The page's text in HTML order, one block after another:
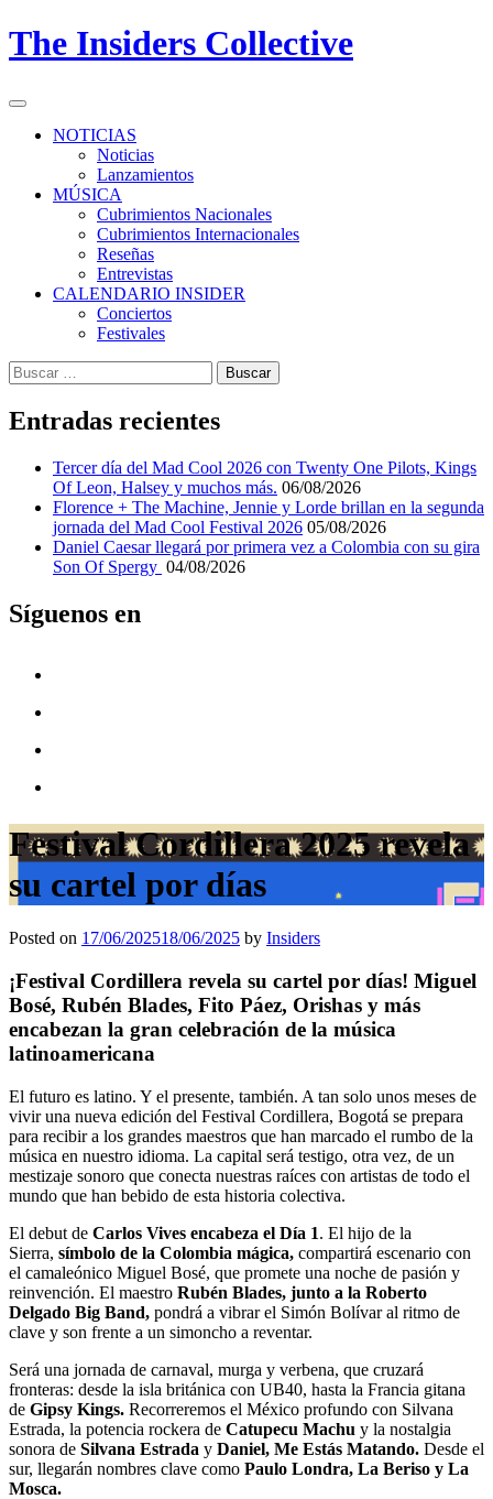
Skip
to
The Insiders Collective
Primary
NOTICIAS
Noticias
Lanzamientos
MÚSICA
Cubrimientos Nacionales
Cubrimientos Internacionales
Reseñas
Entrevistas
CALENDARIO INSIDER
Conciertos
Festivales
Buscar:
Entradas recientes
Tercer día del Mad Cool 2026 con Twenty One Pilots, Kings
Of Leon, Halsey y muchos más. 06/08/2026
Florence + The Machine, Jennie y Lorde brillan en la segunda
jornada del Mad Cool Festival 2026 05/08/2026
Daniel Caesar llegará por primera vez a Colombia con su gira
Son Of Spergy 04/08/2026
Síguenos en
Festival Cordillera 2025 revela
su cartel por días
Posted on 17/06/202518/06/2025 by Insiders
¡Festival Cordillera revela su cartel por días! Miguel
Bosé, Rubén Blades, Fito Páez, Orishas y más
encabezan la gran celebración de la música
latinoamericana
El futuro es latino. Y el presente, también. A tan solo unos meses de
vivir una nueva edición del Festival Cordillera, Bogotá se prepara
para recibir a los grandes maestros que han marcado el rumbo de la
música en nuestro idioma. La capital será testigo, otra vez, de un
mestizaje sonoro que conecta nuestras raíces con artistas de todo el
mundo que han bebido de esta historia colectiva.
El debut de Carlos Vives encabeza el Día 1. El hijo de la
Sierra, símbolo de la Colombia mágica, compartirá escenario con
el camaleónico Miguel Bosé, que promete una noche de pasión y
reinvención. El maestro Rubén Blades, junto a la Roberto
Delgado Big Band, pondrá a vibrar el Simón Bolívar al ritmo de
clave y son frente a un simoncho a reventar.
Será una jornada de carnaval, murga y verbena, que cruzará
fronteras: desde la isla británica con UB40, hasta la Francia gitana
de Gipsy Kings. Recorreremos el México profundo con Silvana
Estrada, la potencia rockera de Catupecu Machu y la nostalgia
sonora de Silvana Estrada y Daniel, Me Estás Matando. Desde el
sur, llegarán nombres clave como Paulo Londra, La Beriso y La
Mosca.